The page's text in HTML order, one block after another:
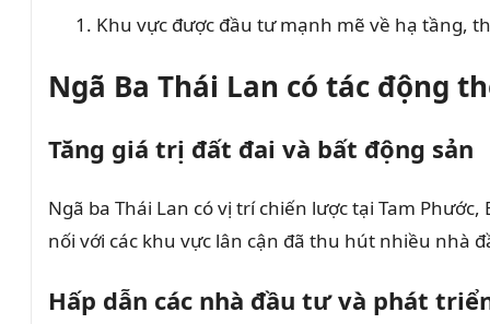
Khu vực được đầu tư mạnh mẽ về hạ tầng,
Ngã Ba Thái Lan có tác động
Tăng giá trị đất đai và bất động sản
Ngã ba Thái Lan có vị trí chiến lược tại Tam
nối với các khu vực lân cận đã thu hút nhiều nhà
Hấp dẫn các nhà đầu tư và phát